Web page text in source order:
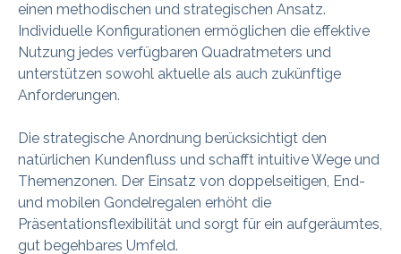
einen methodischen und strategischen Ansatz.
Individuelle Konfigurationen ermöglichen die effektive
Nutzung jedes verfügbaren Quadratmeters und
unterstützen sowohl aktuelle als auch zukünftige
Anforderungen.
Die strategische Anordnung berücksichtigt den
natürlichen Kundenfluss und schafft intuitive Wege und
Themenzonen. Der Einsatz von doppelseitigen, End-
und mobilen Gondelregalen erhöht die
Präsentationsflexibilität und sorgt für ein aufgeräumtes,
gut begehbares Umfeld.